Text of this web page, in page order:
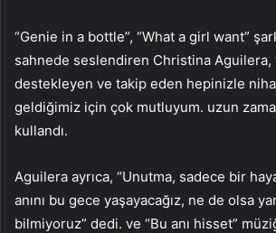
“Genie in a bottle”, “What a girl want”
sahnede seslendiren Christina Aguilera,
destekleyen ve takip eden hepinizle
geldiğimiz için çok mutluyum. uzun
kullandı.
Aguilera ayrıca, “Unutma, sadece bir
anını bu gece yaşayacağız, ne de olsa
bilmiyoruz” dedi. ve “Bu anı hisset”